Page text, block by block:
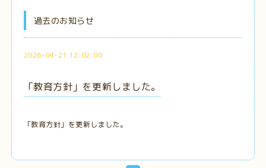
過去のお知らせ
2026-04-21 12:02:00
「教育方針」を更新しました。
「教育方針」を更新しました。